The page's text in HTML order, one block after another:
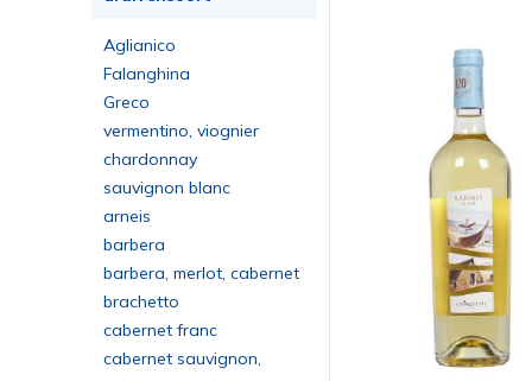
Aglianico
Falanghina
Greco
vermentino, viognier
chardonnay
sauvignon blanc
arneis
barbera
barbera, merlot, cabernet
sauvignon
brachetto
cabernet franc
cabernet sauvignon,